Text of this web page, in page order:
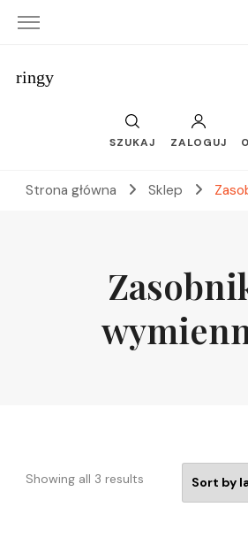
ringy
SZUKAJ ZALOGUJ
Strona główna Sklep
Showing all 3 results